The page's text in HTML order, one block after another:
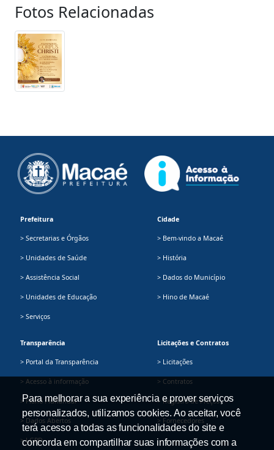
Fotos Relacionadas
Prefeitura
> Secretarias e Órgãos
> Unidades de Saúde
> Assistência Social
> Unidades de Educação
> Serviços
Cidade
> Bem-vindo a Macaé
> História
> Dados do Município
> Hino de Macaé
Transparência
> Portal da Transparência
> Acesso à informação
> Plano Plurianual
> Dados Abertos
> LGPD
Licitações e Contratos
> Licitações
> Contratos
> Registro de Preços
> Fornecedores
Para melhorar a sua experiência e prover serviços
personalizados, utilizamos cookies. Ao aceitar, você
terá acesso a todas as funcionalidades do site e
concorda em compartilhar suas informações com a